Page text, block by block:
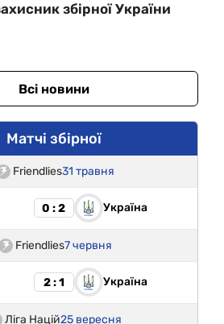
збірної України
Всі новини
Матчі збірної
Friendlies31 травня
0 : 2 Україна
Friendlies7 червня
2 : 1 Україна
Ліга Націй25 вересня